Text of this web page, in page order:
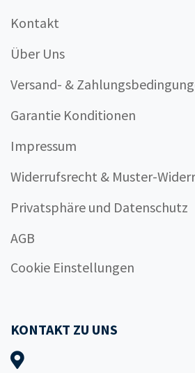
Kontakt
Über Uns
Versand- &
Garantie Konditionen
Impressum
Widerrufsrecht & Muster-
Privatsphäre und Datenschutz
AGB
Cookie Einstellungen
KONTAKT ZU UNS